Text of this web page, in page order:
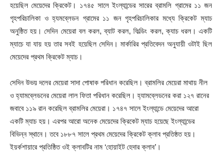
হয়েছিল মেয়েদের ক্রিকেট। ১৭৪৫ সালে ইংল্যান্ডের সারের ব্রামলি গ্রামের ১১ জন
গৃহপরিচালিকা ও হ্যমব্লেডন গ্রামের ১১ জন গৃহপরিচালিকার মধ্যে ক্রিকেট ম্যাচ
অনুষ্ঠিত হয়। সেদিন মেয়েরা বল করল, ব্যাট করল, ফিল্ডিং করল, ক্যাচ ধরল। একটি
ম্যাচে যা যায় হয় তার সবই হয়েছিল সেদিন। মার্কারির প্রতিবেদন অনুযায়ী ওটাই ছিল
মেয়েদের প্রথম ক্রিকেট ম্যাচ।
সেদিন উভয় দলের মেয়েরা সাদা পোষাক পরিধান করেছিল। ব্রামলির মেয়েরা মাথায় নীল
ও হ্যামব্লেডনের মেয়েরা লাল ফিতা পরিধান করেছিল। হ্যামব্লেডনের করা ১২৭ রানের
জবাবে ১১৯ রান করেছিল ব্রামলির মেয়েরা। ১৭৪৭ সালে ইংল্যান্ডে মেয়েদের আরো
একটি ম্যাচ হয়। এরপর আরো অনেক মেয়েদের ক্রিকেট ম্যাচ হয়েছে ইংল্যান্ডের
বিভিন্ন স্থানে। তবে ১৮৮৭ সালে প্রথম মেয়েদের ক্রিকেট ক্লাব প্রতিষ্ঠত হয়।
ইয়র্কশায়ারে প্রতিষ্ঠিত ওই ক্লাবটির নাম ‘হোয়াইট হেদার ক্লাব’।